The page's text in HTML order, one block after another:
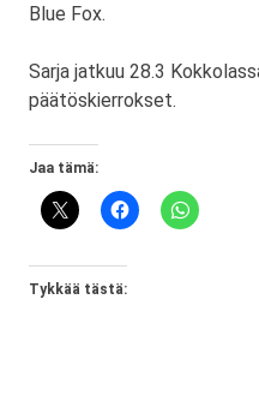
Blue Fox.
Sarja jatkuu 28.3
päätöskierrokset.
Jaa tämä:
Tykkää tästä: